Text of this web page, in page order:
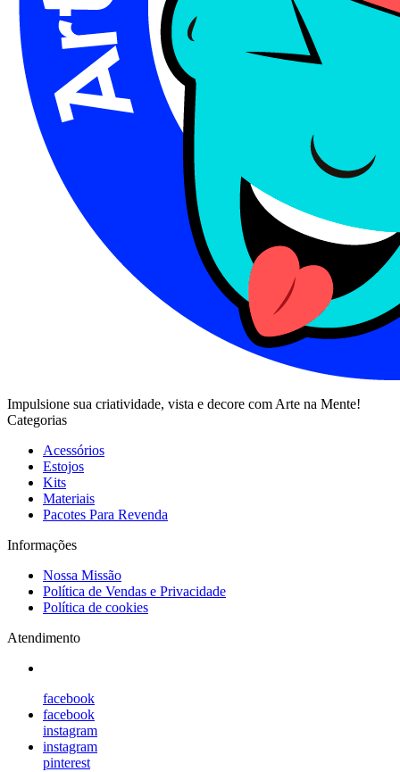
Impulsione sua criatividade, vista e decore com Arte na Mente!
Categorias
Acessórios
Estojos
Kits
Materiais
Pacotes Para Revenda
Informações
Nossa Missão
Política de Vendas e Privacidade
Política de cookies
Atendimento
facebook
facebook
instagram
instagram
pinterest